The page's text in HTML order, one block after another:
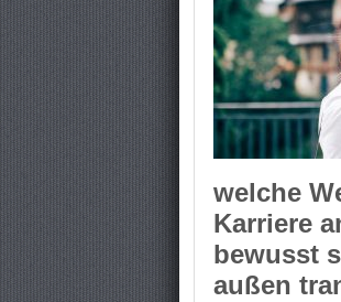
welche
Karriere
bewusst
außen